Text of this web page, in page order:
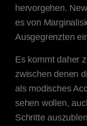
hervorgehen.
es von
Ausgegrenzten
Es kommt daher
zwischen denen
als modisches
sehen wollen,
Schritte